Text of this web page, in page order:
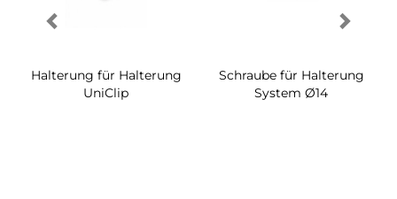
Halterung für Halterung
UniClip
Schraube für Halterung
System Ø14